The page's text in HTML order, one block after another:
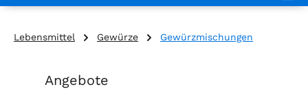
Lebensmittel Gewürze Gewürzmischungen
Produktgalerie überspringen
Angebote